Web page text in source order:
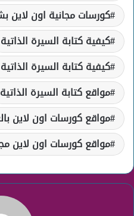
كورسات مجانية اون لاين
كيفية كتابة السيرة الذاتية
كيفية كتابة السيرة
مواقع كتابة السيرة الذاتية
مواقع كورسات اون لاين
مواقع كورسات اون لاين